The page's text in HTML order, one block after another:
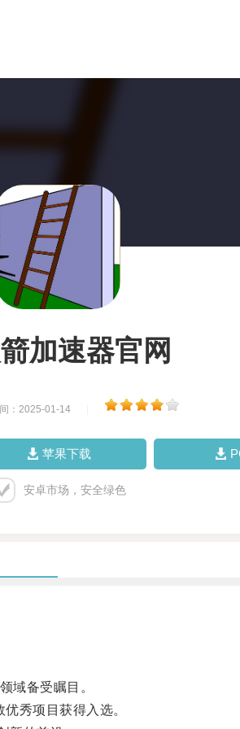
加速器官网
：2025-01-14
苹果下载
安卓市场，安全绿色
域备受瞩目。
秀项目获得入选。